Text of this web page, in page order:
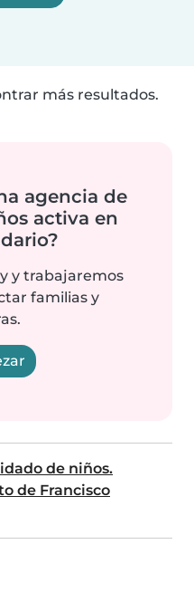
más resultados.
agencia de
activa en
y trabajaremos
familias y
de niños.
de Francisco